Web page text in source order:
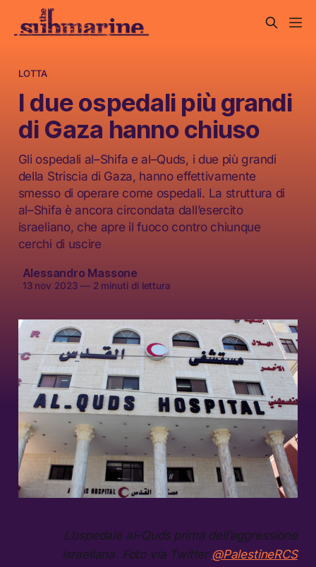
LOTTA
I due ospedali più grandi
di Gaza hanno chiuso
Gli ospedali al–Shifa e al–Quds, i due più grandi
della Striscia di Gaza, hanno effettivamente
smesso di operare come ospedali. La struttura di
al–Shifa è ancora circondata dall’esercito
israeliano, che apre il fuoco contro chiunque
cerchi di uscire
Alessandro Massone
13 nov 2023 —2 minuti di lettura
L’ospedale al–Quds prima dell’aggressione
israeliana. Foto via Twitter @PalestineRCS